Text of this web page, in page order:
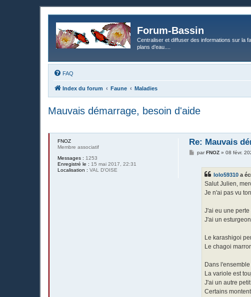
Forum-Bassin
Centraliser et diffuser des informations sur la
plans d’eau....
FAQ
Index du forum Faune Maladies
Mauvais démarrage, besoin d'aide
FNOZ
Membre associatif
Messages : 1253
Enregistré le : 15 mai 2017, 22:31
Localisation : VAL D'OISE
Re: Mauvais
MparFNOZ »08 févr.
lolo59310 a
Salut Julien,
Je n'ai pas vu
J'ai eu une
J'ai un
Le karashigoi
Le chagoi
Dans
La variole est
J'ai un autre
Certains